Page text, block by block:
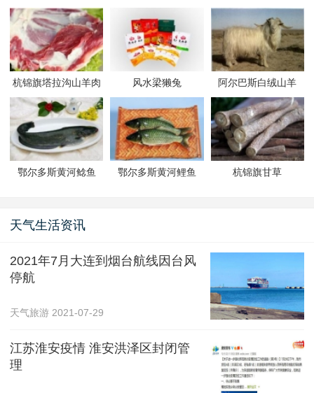
杭锦旗塔拉沟山羊肉 风水梁獭兔 阿尔巴斯白绒山羊
鄂尔多斯黄河鲶鱼 鄂尔多斯黄河鲤鱼 杭锦旗甘草
天气生活资讯
2021年7月大连到烟台航线因台风
停航
天气旅游 2021-07-29
江苏淮安疫情 淮安洪泽区封闭管
理